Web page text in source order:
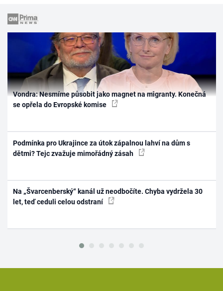
Vondra: Nesmíme působit jako magnet na migranty. Konečná
se opřela do Evropské komise
Podmínka pro Ukrajince za útok zápalnou lahví na dům s
dětmi? Tejc zvažuje mimořádný zásah
Na „Švarcenberský“ kanál už neodbočíte. Chyba vydržela 30
let, teď ceduli celou odstraní